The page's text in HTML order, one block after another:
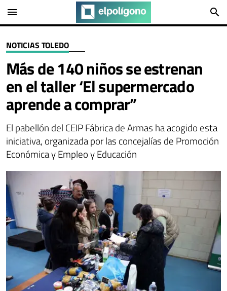
menu search
NOTICIAS TOLEDO
Más de 140 niños se estrenan
en el taller ‘El supermercado
aprende a comprar”
El pabellón del CEIP Fábrica de Armas ha acogido esta
iniciativa, organizada por las concejalías de Promoción
Económica y Empleo y Educación